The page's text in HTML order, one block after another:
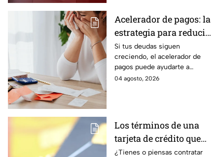
Acelerador de pagos: la
estrategia para reducir
tus deudas más rápido
y recuperar el control
de tus finanzas
Si tus deudas siguen
creciendo, el acelerador de
pagos puede ayudarte a
ordenar tus finanzas, priorizar
04 agosto, 2026
Los términos de una
tarjeta de crédito que
debes entender para
¿Tienes o piensas contratar